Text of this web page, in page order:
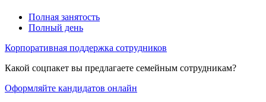
Полная занятость
Полный день
Корпоративная поддержка сотрудников
Какой соцпакет вы предлагаете семейным сотрудникам?
Оформляйте кандидатов онлайн